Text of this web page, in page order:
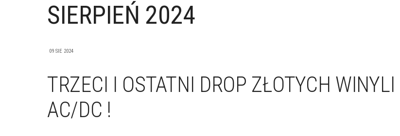
SIERPIEŃ 2024
09 SIE 2024
TRZECI I OSTATNI DROP ZŁOTYCH WINYLI
AC/DC !